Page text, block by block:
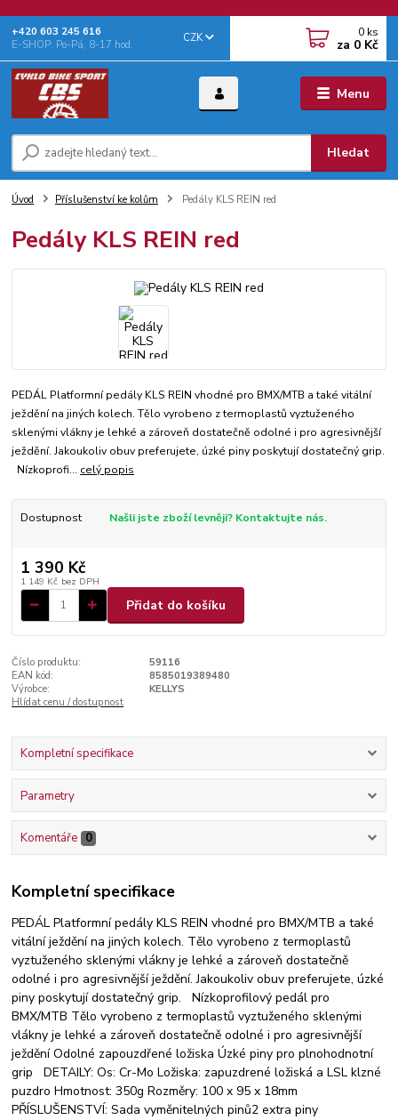
Menu
CZK
Hledat
+‭420 603 245 616‬
E-SHOP: Po-Pá, 8-17 hod.
0 ks
za 0 Kč
Úvod Příslušenství ke kolům Pedály KLS REIN red
Pedály KLS REIN red
PEDÁL Platformní pedály KLS REIN vhodné pro BMX/MTB a také vitální
ježdění na jiných kolech. Tělo vyrobeno z termoplastů vyztuženého
sklenými vlákny je lehké a zároveň dostatečně odolné i pro agresivnější
ježdění. Jakoukoliv obuv preferujete, úzké piny poskytují dostatečný grip.
Nízkoprofi... celý popis
Dostupnost Našli jste zboží levněji? Kontaktujte nás.
1 390 Kč
1 149 Kč bez DPH
Přidat do košíku
Číslo produktu:
59116
EAN kód:
8585019389480
Výrobce:
KELLYS
Hlídat cenu / dostupnost
Kompletní specifikace
Parametry
Komentáře 0
Kompletní specifikace
PEDÁL Platformní pedály KLS REIN vhodné pro BMX/MTB a také
vitální ježdění na jiných kolech. Tělo vyrobeno z termoplastů
vyztuženého sklenými vlákny je lehké a zároveň dostatečně
odolné i pro agresivnější ježdění. Jakoukoliv obuv preferujete, úzké
piny poskytují dostatečný grip. Nízkoprofilový pedál pro
BMX/MTB Tělo vyrobeno z termoplastů vyztuženého sklenými
vlákny je lehké a zároveň dostatečně odolné i pro agresivnější
ježdění Odolné zapouzdřené ložiska Úzké piny pro plnohodnotní
grip DETAILY: Os: Cr-Mo Ložiska: zapuzdrené ložiská a LSL klzné
puzdro Hmotnost: 350g Rozměry: 100 x 95 x 18mm
PŘÍSLUŠENSTVÍ: Sada vyměnitelných pinů2 extra piny